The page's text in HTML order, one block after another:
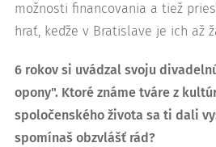
možnosti financovania a tiež
hrať, keďže v Bratislave je ich až
6 rokov si uvádzal svoju
opony". Ktoré známe tváre z
spoločenského života sa ti dali
spomínaš obzvlášť rád?